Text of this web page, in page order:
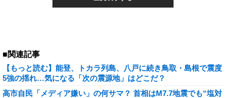
■関連記事
【もっと読む】能登、トカラ列島、八戸に続き鳥取・島根で震度
5強の揺れ…気になる「次の震源地」はどこだ？
高市自民「メディア嫌い」の何サマ？ 首相はM7.7地震でも“塩対